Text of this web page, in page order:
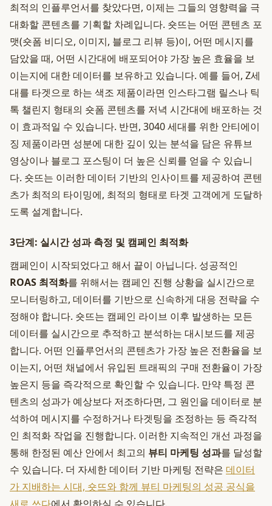
최적의 인플루언서를 찾았다면, 이제는 그들의 영향력을 극
대화할 콘텐츠를 기획할 차례입니다. 숏뜨는 어떤 콘텐츠 포
맷(숏폼 비디오, 이미지, 블로그 리뷰 등)이, 어떤 메시지를
담았을 때, 어떤 시간대에 배포되어야 가장 높은 효율을 보
이는지에 대한 데이터를 보유하고 있습니다. 예를 들어, Z세
대를 타겟으로 하는 색조 제품이라면 인스타그램 릴스나 틱
톡 챌린지 형태의 숏폼 콘텐츠를 저녁 시간대에 배포하는 것
이 효과적일 수 있습니다. 반면, 3040 세대를 위한 안티에이
징 제품이라면 성분에 대한 깊이 있는 분석을 담은 유튜브
영상이나 블로그 포스팅이 더 높은 신뢰를 얻을 수 있습니
다. 숏뜨는 이러한 데이터 기반의 인사이트를 제공하여 콘텐
츠가 최적의 타이밍에, 최적의 형태로 타겟 고객에게 도달하
도록 설계합니다.
3단계: 실시간 성과 측정 및 캠페인 최적화
캠페인이 시작되었다고 해서 끝이 아닙니다. 성공적인
ROAS 최적화를 위해서는 캠페인 진행 상황을 실시간으로
모니터링하고, 데이터를 기반으로 신속하게 대응 전략을 수
정해야 합니다. 숏뜨는 캠페인 라이브 이후 발생하는 모든
데이터를 실시간으로 추적하고 분석하는 대시보드를 제공
합니다. 어떤 인플루언서의 콘텐츠가 가장 높은 전환율을 보
이는지, 어떤 채널에서 유입된 트래픽의 구매 전환율이 가장
높은지 등을 즉각적으로 확인할 수 있습니다. 만약 특정 콘
텐츠의 성과가 예상보다 저조하다면, 그 원인을 데이터로 분
석하여 메시지를 수정하거나 타겟팅을 조정하는 등 즉각적
인 최적화 작업을 진행합니다. 이러한 지속적인 개선 과정을
통해 한정된 예산 안에서 최고의 뷰티 마케팅 성과를 달성할
수 있습니다. 더 자세한 데이터 기반 마케팅 전략은 데이터
가 지배하는 시대, 숏뜨와 함께 뷰티 마케팅의 성공 공식을